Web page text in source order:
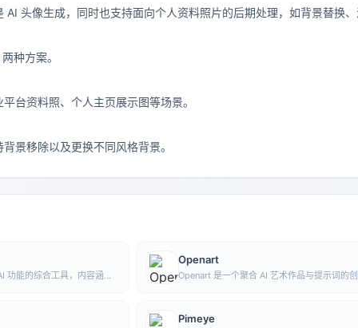
AI 头像生成，同时也支持面向个人资料照片的后期处理，如背景替换
两种方案。
台资料照、个人主页展示图等场景。
景移除以及更换不同风格背景。
功能的综合工具，内容涵盖
Openart
Openart 是一个聚合 AI 艺术作品与提示词的
能。
Pimeye